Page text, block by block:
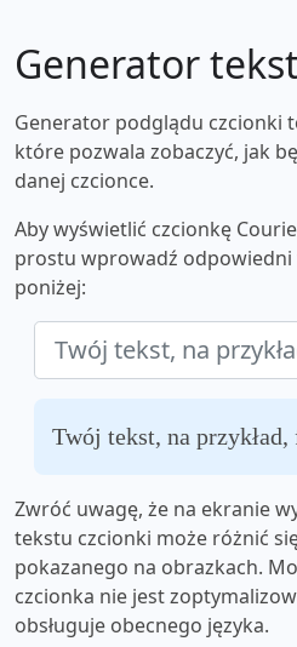
Generator
Generator podglądu czcionki
które pozwala zobaczyć, jak
danej czcionce.
Aby wyświetlić czcionkę
prostu wprowadź
poniżej:
Twój tekst, na
Zwróć uwagę, że na ekranie
tekstu czcionki może różnić
pokazanego na obrazkach.
czcionka nie jest
obsługuje obecnego języka.